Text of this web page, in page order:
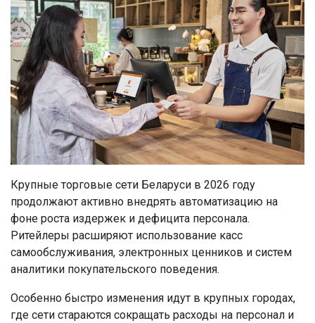
Крупные торговые сети Беларуси в 2026 году
продолжают активно внедрять автоматизацию на
фоне роста издержек и дефицита персонала.
Ритейлеры расширяют использование касс
самообслуживания, электронных ценников и систем
аналитики покупательского поведения.
Особенно быстро изменения идут в крупных городах,
где сети стараются сокращать расходы на персонал и